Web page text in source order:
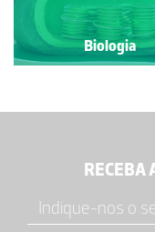
Biologia
Biologia
RECEBA